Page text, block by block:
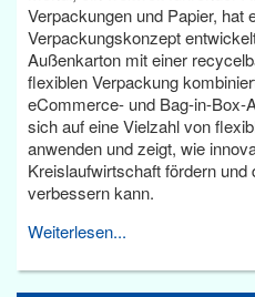
Verpackungen und Papier, hat
Verpackungskonzept
Außenkarton mit einer
flexiblen Verpackung
eCommerce- und Bag-in-Box-
sich auf eine Vielzahl von
anwenden und zeigt, wie
Kreislaufwirtschaft fördern
verbessern kann.
Weiterlesen...